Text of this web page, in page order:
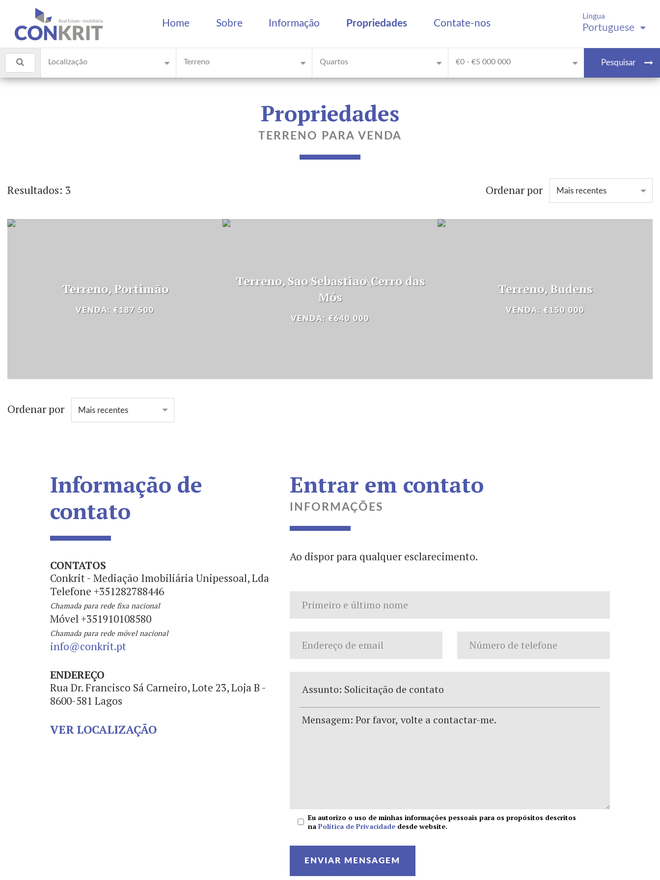
Home Sobre Informação Propriedades Contate-nos
Língua
Portuguese
Localização Terreno Quartos €0 - €5 000 000 Pesquisar
Propriedades
TERRENO PARA VENDA
Resultados: 3 Ordenar por Mais recentes
Terreno, Portimão
VENDA: €187 500
Terreno, Sao Sebastiao\Cerro das
Mós
VENDA: €640 000
Terreno, Budens
VENDA: €150 000
Ordenar por Mais recentes
Informação de
contato
CONTATOS
Conkrit - Mediação Imobiliária Unipessoal, Lda
Telefone +351282788446
Chamada para rede fixa nacional
Móvel +351910108580
Chamada para rede móvel nacional
info@conkrit.pt
ENDEREÇO
Rua Dr. Francisco Sá Carneiro, Lote 23, Loja B -
8600-581 Lagos
VER LOCALIZAÇÃO
Entrar em contato
INFORMAÇÕES
Ao dispor para qualquer esclarecimento.
Eu autorizo o uso de minhas informações pessoais para os propósitos descritos
na Política de Privacidadedesde website.
ENVIAR MENSAGEM